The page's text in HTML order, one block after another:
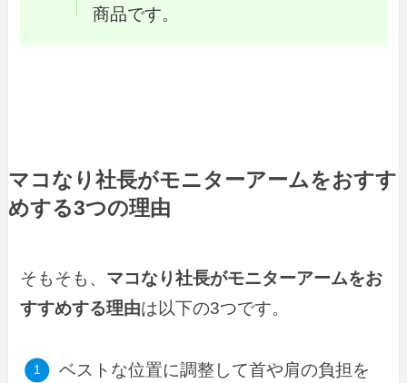
商品です。
マコなり社長がモニターアームをおすす
めする3つの理由
そもそも、 マコなり社長がモニターアームをお
すすめする理由は以下の3つです。
ベストな位置に調整して首や肩の負担を